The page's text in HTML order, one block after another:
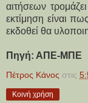
αιτήσεων
εκτίμηση είναι
εκδοθεί θα
Πηγή: ΑΠΕ-ΜΠΕ
Πέτρος Κάνος στις
Κοινή χρήση